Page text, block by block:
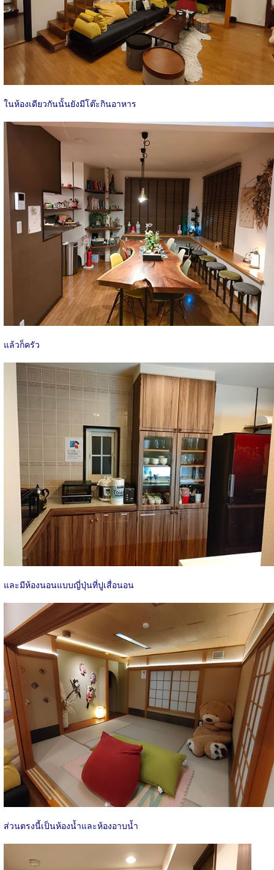
ในห้องเดียวกันนั้นยังมีโต๊ะกินอาหาร
แล้วก็ครัว
และมีห้องนอนแบบญี่ปุ่นที่ปูเสื่อนอน
ส่วนตรงนี้เป็นห้องน้ำและห้องอาบน้ำ